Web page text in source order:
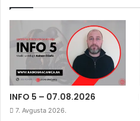
INFO 5 – 07.08.2026
7. Avgusta 2026.